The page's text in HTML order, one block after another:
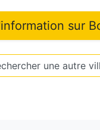
sur
une autre